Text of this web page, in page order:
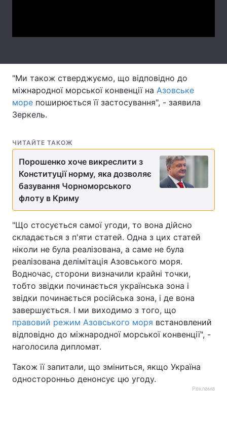
Тема оформлення
"Ми також стверджуємо, що відповідно до
міжнародної морської конвенції на Азовське
море поширюється її застосування", - заявила
Зеркель.
ЧИТАЙТЕ ТАКОЖ
Порошенко хоче викреслити з
Конституції норму, яка дозволяє
базування Чорноморського
флоту в Криму
"Що стосується самої угоди, то вона дійсно
складається з п'яти статей. Одна з цих статей
ніколи не була реалізована, а саме не була
реалізована делімітація Азовського моря.
Водночас, сторони визначили крайні точки,
тобто звідки починається українська зона і
звідки починається російська зона, і де вона
завершується. І ми виходимо з того, що
правовий режим Азовського моря встановлений
відповідно до міжнародної морської конвенції", -
наголосила дипломат.
Також її запитали, що зміниться, якщо Україна
односторонньо денонсує цю угоду.
Реклама